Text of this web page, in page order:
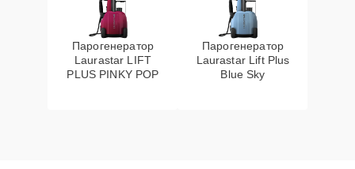
Парогенератор
Laurastar LIFT
PLUS PINKY POP
Парогенератор
Laurastar Lift Plus
Blue Sky